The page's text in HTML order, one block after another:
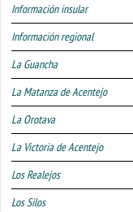
Información insular
Información regional
La Guancha
La Matanza de Acentejo
La Orotava
La Victoria de Acentejo
Los Realejos
Los Silos